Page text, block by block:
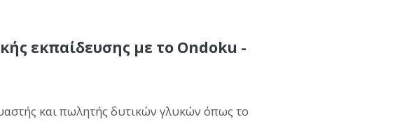
εκπαίδευσης με το Ondoku -
και πωλητής δυτικών γλυκών όπως το